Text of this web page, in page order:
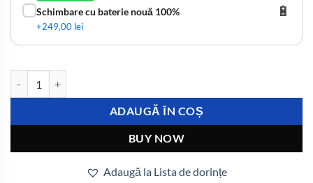
Schimbare cu baterie nouă 100%
+249,00 lei
🔋
ADAUGĂ ÎN COȘ
BUY NOW
Adaugă la Lista de dorințe